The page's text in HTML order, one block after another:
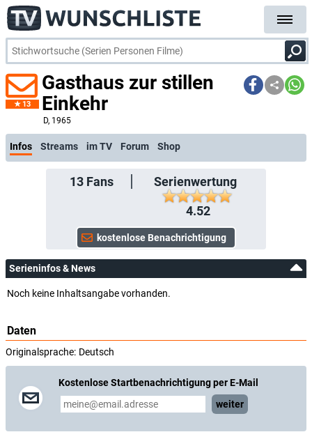
13
Gasthaus zur stillen
Einkehr
D, 1965
Infos Streams im TV Forum Shop
13Fans
Serienwertung
4.52
Serieninfos & News
Noch keine Inhaltsangabe vorhanden.
Daten
Originalsprache: Deutsch
Kostenlose Startbenachrichtigung per E-Mail
weiter